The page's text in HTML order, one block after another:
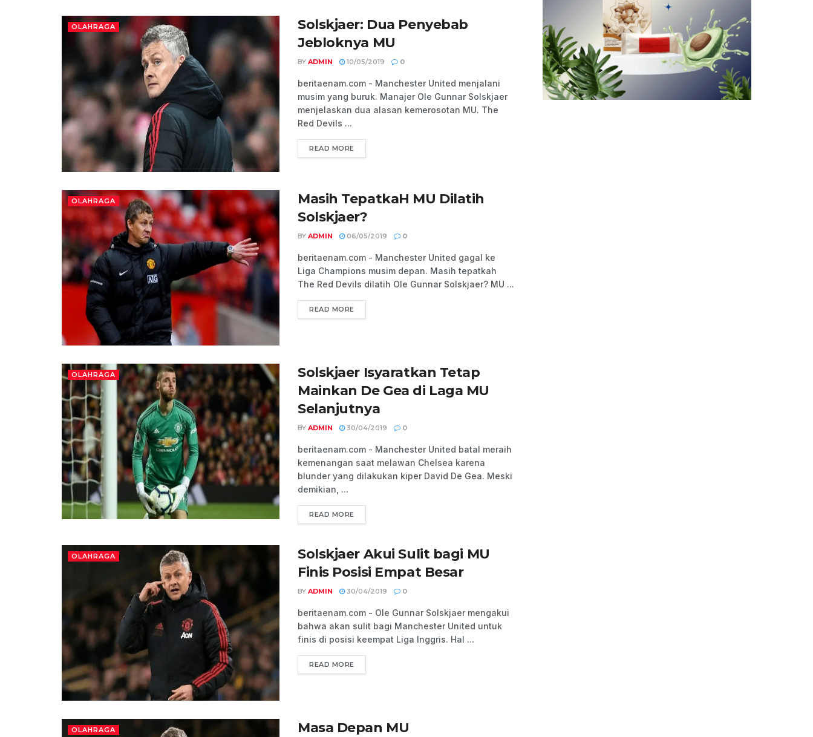
OLAHRAGA
Solskjaer: Dua Penyebab
Jebloknya MU
BY ADMIN 10/05/2019 0
beritaenam.com - Manchester United menjalani
musim yang buruk. Manajer Ole Gunnar Solskjaer
menjelaskan dua alasan kemerosotan MU. The
Red Devils ...
READ MORE
OLAHRAGA
Masih TepatkaH MU Dilatih
Solskjaer?
BY ADMIN 06/05/2019 0
beritaenam.com - Manchester United gagal ke
Liga Champions musim depan. Masih tepatkah
The Red Devils dilatih Ole Gunnar Solskjaer? MU ...
READ MORE
OLAHRAGA
Solskjaer Isyaratkan Tetap
Mainkan De Gea di Laga MU
Selanjutnya
BY ADMIN 30/04/2019 0
beritaenam.com - Manchester United batal meraih
kemenangan saat melawan Chelsea karena
blunder yang dilakukan kiper David De Gea. Meski
demikian, ...
READ MORE
OLAHRAGA
Solskjaer Akui Sulit bagi MU
Finis Posisi Empat Besar
BY ADMIN 30/04/2019 0
beritaenam.com - Ole Gunnar Solskjaer mengakui
bahwa akan sulit bagi Manchester United untuk
finis di posisi keempat Liga Inggris. Hal ...
READ MORE
OLAHRAGA
Masa Depan MU